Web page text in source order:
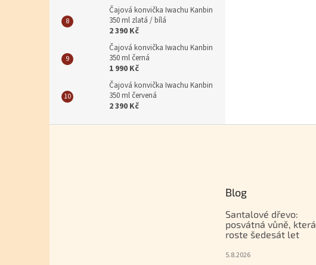
Čajová konvička Iwachu Kanbin
350 ml zlatá / bílá
2 390 Kč
Čajová konvička Iwachu Kanbin
350 ml černá
1 990 Kč
Čajová konvička Iwachu Kanbin
350 ml červená
2 390 Kč
Blog
Santalové dřevo:
posvátná vůně, která
roste šedesát let
5.8.2026